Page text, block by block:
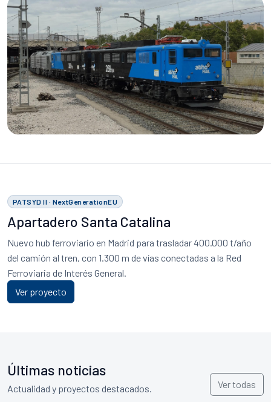
PATSYD II · NextGenerationEU
Apartadero Santa Catalina
Nuevo hub ferroviario en Madrid para trasladar 400.000 t/año
del camión al tren, con 1.300 m de vías conectadas a la Red
Ferroviaria de Interés General.
Ver proyecto
Últimas noticias
Actualidad y proyectos destacados. Ver todas